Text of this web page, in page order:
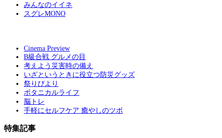
みんなのイイネ
スグレMONO
Cinema Preview
B級合戦 グルメの目
考えよう災害時の備え
いざというときに役立つ防災グッズ
祭りびより
ボタニカルライフ
脳トレ
手軽にセルフケア 癒やしのツボ
特集記事